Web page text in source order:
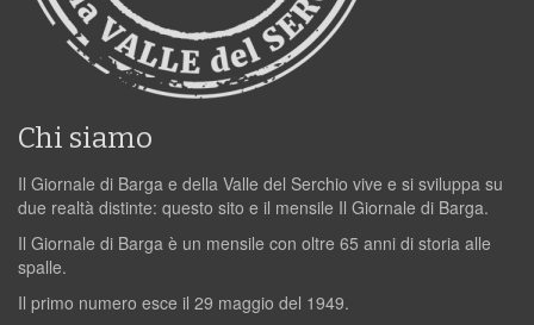
Chi siamo
Il Giornale di Barga e della Valle del Serchio vive e si sviluppa su
due realtà distinte: questo sito e il mensile Il Giornale di Barga.
Il Giornale di Barga è un mensile con oltre 65 anni di storia alle
spalle.
Il primo numero esce il 29 maggio del 1949.